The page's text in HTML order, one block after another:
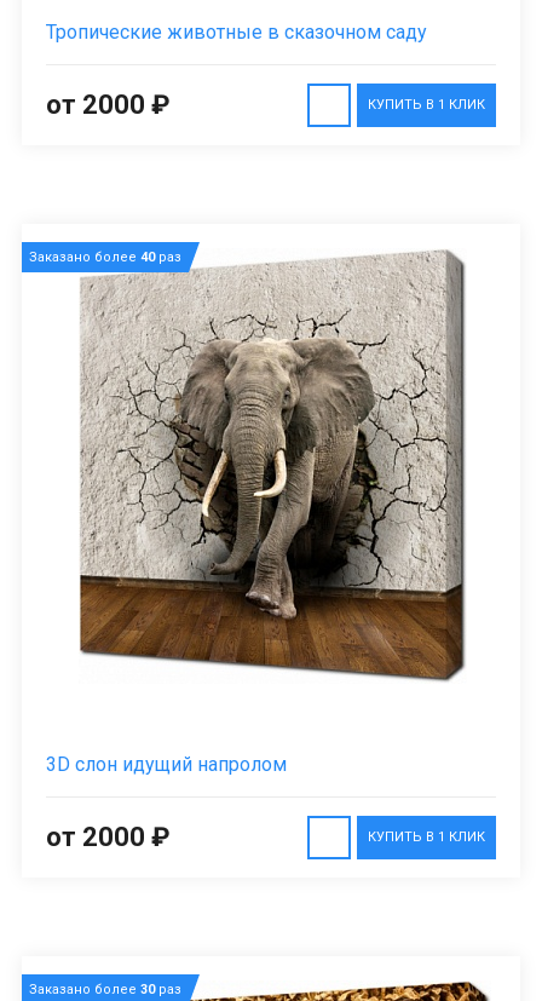
Тропические животные в сказочном саду
КУПИТЬ В 1 КЛИК
от 2000 ₽
Заказано более 40раз
3D cлон идущий напролом
КУПИТЬ В 1 КЛИК
от 2000 ₽
Заказано более 30раз